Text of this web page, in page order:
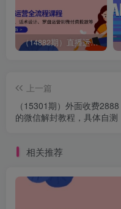
（14882期）直播运营全流程课程-5月更新：从起号、话术设计、罗盘运营到微付费投放等
上一篇
（15301期）外面收费2888
的微信解封教程，具体自测
相关推荐